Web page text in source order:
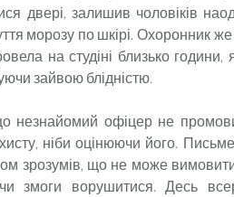
двері, залишив чоловіків
морозу по шкірі. Охоронник
на студіні близько години,
зайвою блідністю.
незнайомий офіцер не
ніби оцінюючи його.
зрозумів, що не може
змоги ворушитися. Десь